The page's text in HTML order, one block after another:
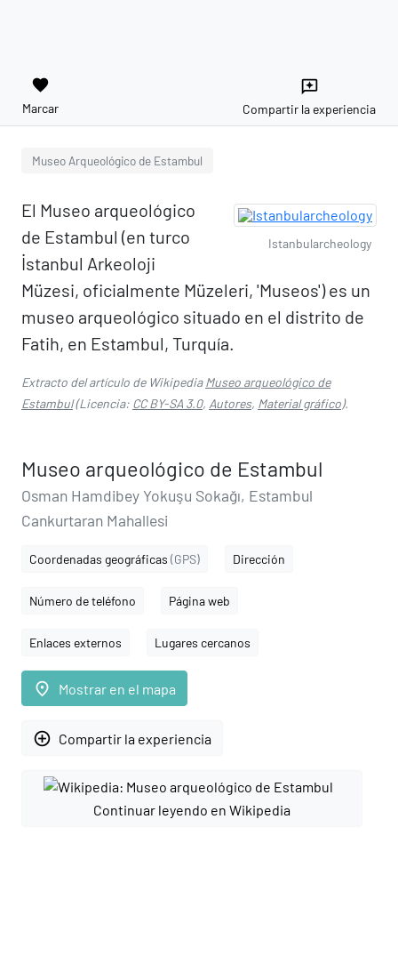
favorite
Marcar
reviews
Compartir la experiencia
Museo Arqueológico de Estambul
Istanbularcheology
El Museo arqueológico
de Estambul (en turco
İstanbul Arkeoloji
Müzesi, oficialmente Müzeleri, 'Museos') es un
museo arqueológico situado en el distrito de
Fatih, en Estambul, Turquía.
Extracto del artículo de WikipediaMuseo arqueológico de
Estambul(Licencia: CC BY-SA 3.0, Autores, Material gráfico).
Museo arqueológico de Estambul
Osman Hamdibey Yokuşu Sokağı, Estambul
Cankurtaran Mahallesi
Coordenadas geográficas (GPS) Dirección
Número de teléfono Página web
Enlaces externos Lugares cercanos
place Mostrar en el mapa
add_circle_outline Compartir la experiencia
Continuar leyendo en Wikipedia